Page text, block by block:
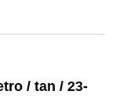
/ tan / 23-